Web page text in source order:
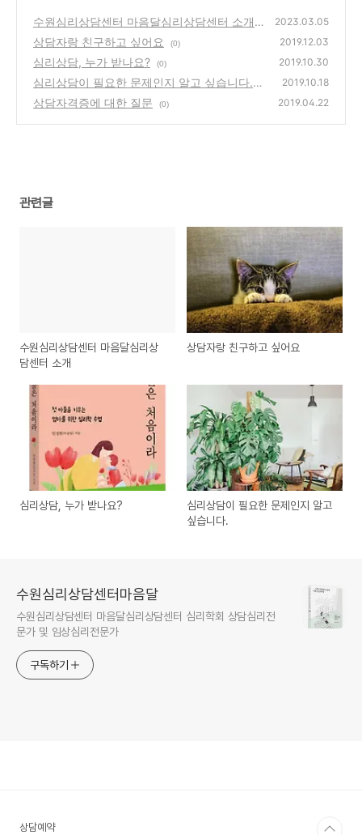
수원심리상담센터 마음달심리상담센터 소개
(0)
2023.03.05
상담자랑 친구하고 싶어요 (0) 2019.12.03
심리상담, 누가 받나요? (0) 2019.10.30
심리상담이 필요한 문제인지 알고 싶습니다.
(0)
2019.10.18
상담자격증에 대한 질문 (0) 2019.04.22
관련글
수원심리상담센터 마음달심리상
담센터 소개
상담자랑 친구하고 싶어요
심리상담, 누가 받나요?
심리상담이 필요한 문제인지 알고
싶습니다.
수원심리상담센터마음달
수원심리상담센터 마음달심리상담센터 심리학회 상담심리전
문가 및 임상심리전문가
구독하기
상담예약